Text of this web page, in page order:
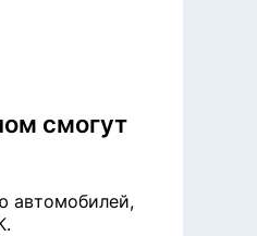
смогут
автомобилей,